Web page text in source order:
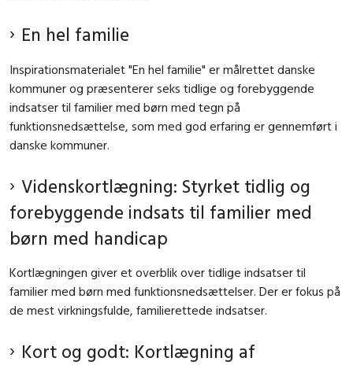
En hel familie
Inspirationsmaterialet "En hel familie" er målrettet danske
kommuner og præsenterer seks tidlige og forebyggende
indsatser til familier med børn med tegn på
funktionsnedsættelse, som med god erfaring er gennemført i
danske kommuner.
Videnskortlægning: Styrket tidlig og
forebyggende indsats til familier med
børn med handicap
Kortlægningen giver et overblik over tidlige indsatser til
familier med børn med funktionsnedsættelser. Der er fokus på
de mest virkningsfulde, familierettede indsatser.
Kort og godt: Kortlægning af